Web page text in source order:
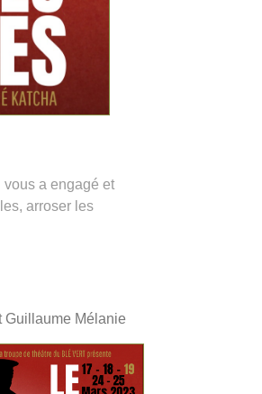
vous a engagé et
arroser les
Guillaume Mélanie